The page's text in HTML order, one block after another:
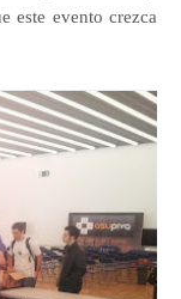
este evento crezca